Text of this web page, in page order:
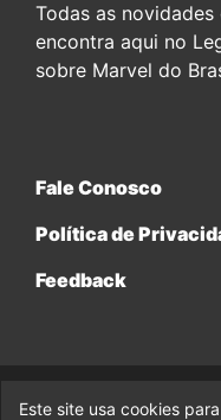
Todas as
encontra aqui no
sobre Marvel do
Fale Conosco
Política de
Feedback
© 2017-2026 Legado
Este site usa cookies